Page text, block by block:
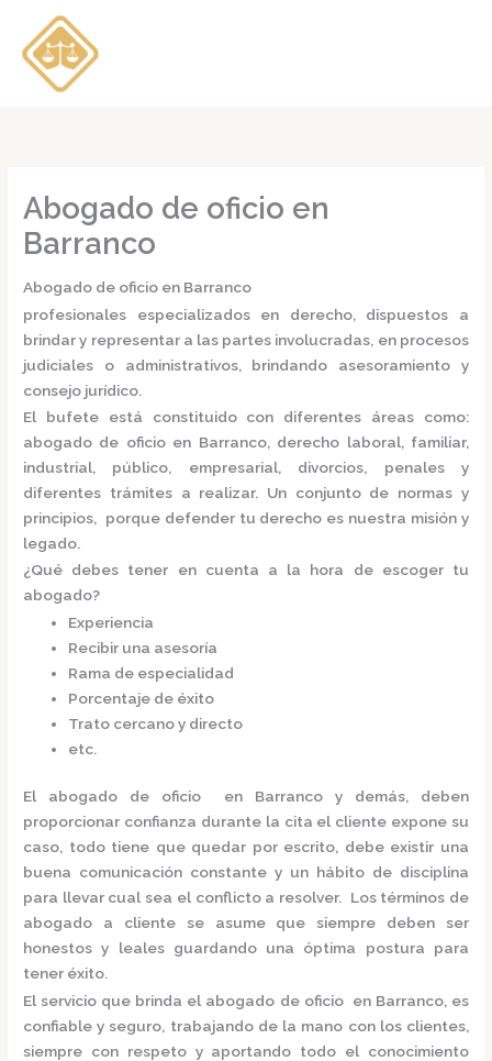
contenido
Abogado de oficio en
Barranco
Abogado de oficio en Barranco
profesionales especializados en derecho, dispuestos a
brindar y representar a las partes involucradas, en procesos
judiciales o administrativos, brindando asesoramiento y
consejo jurídico.
El bufete está constituido con diferentes áreas como:
abogado de oficio en Barranco, derecho laboral, familiar,
industrial, público, empresarial, divorcios, penales y
diferentes trámites a realizar. Un conjunto de normas y
principios, porque defender tu derecho es nuestra misión y
legado.
¿Qué debes tener en cuenta a la hora de escoger tu
abogado?
Experiencia
Recibir una asesoría
Rama de especialidad
Porcentaje de éxito
Trato cercano y directo
etc.
El abogado de oficio en Barrancoy demás, deben
proporcionar confianza durante la cita el cliente expone su
caso, todo tiene que quedar por escrito, debe existir una
buena comunicación constante y un hábito de disciplina
para llevar cual sea el conflicto a resolver. Los términos de
abogado a cliente se asume que siempre deben ser
honestos y leales guardando una óptima postura para
tener éxito.
El servicio que brinda el abogado de oficio en Barranco, es
confiable y seguro, trabajando de la mano con los clientes,
siempre con respeto y aportando todo el conocimiento